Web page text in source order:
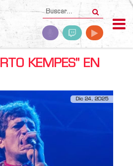
KEMPES" EN
Dic 24, 2025